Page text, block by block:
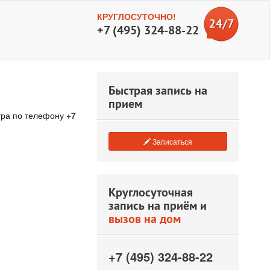
КРУГЛОСУТОЧНО!
+7 (495) 324-88-22
по телефону +7
Быстрая запись на
прием
Записаться
Круглосуточная
запись на приём и
вызов на дом
+7 (495) 324-88-22